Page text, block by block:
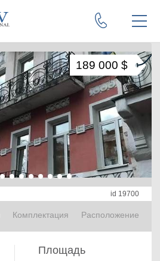
id 19700
Комплектация Расположение
189 000 $
Площадь